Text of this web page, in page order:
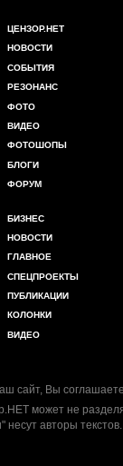
ЦЕНЗОР.НЕТ
НОВОСТИ
СОБЫТИЯ
РЕЗОНАНС
ФОТО
ВИДЕО
ФОТОШОПЫ
БЛОГИ
ФОРУМ
БИЗНЕС
НОВОСТИ
ГЛАВНОЕ
СПЕЦПРОЕКТЫ
ПУБЛИКАЦИИ
КОЛОНКИ
ВИДЕО
сайт, Вы
может не
несут авторы текстов.